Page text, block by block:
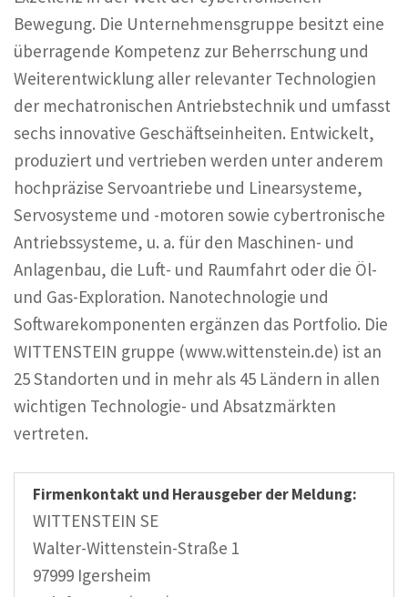
Bewegung. Die Unternehmensgruppe besitzt eine
überragende Kompetenz zur Beherrschung und
Weiterentwicklung aller relevanter Technologien
der mechatronischen Antriebstechnik und umfasst
sechs innovative Geschäftseinheiten. Entwickelt,
produziert und vertrieben werden unter anderem
hochpräzise Servoantriebe und Linearsysteme,
Servosysteme und -motoren sowie cybertronische
Antriebssysteme, u. a. für den Maschinen- und
Anlagenbau, die Luft- und Raumfahrt oder die Öl-
und Gas-Exploration. Nanotechnologie und
Softwarekomponenten ergänzen das Portfolio. Die
WITTENSTEIN gruppe (www.wittenstein.de) ist an
25 Standorten und in mehr als 45 Ländern in allen
wichtigen Technologie- und Absatzmärkten
vertreten.
Firmenkontakt und Herausgeber der Meldung:
WITTENSTEIN SE
Walter-Wittenstein-Straße 1
97999 Igersheim